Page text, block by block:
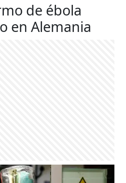
de ébola
en Alemania